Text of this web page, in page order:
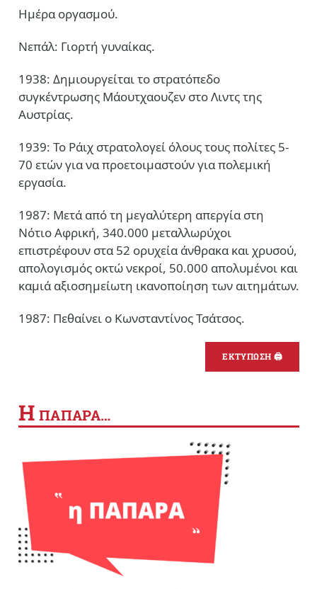
Ημέρα οργασμού.
Νεπάλ: Γιορτή γυναίκας.
1938: Δημιουργείται το στρατόπεδο
συγκέντρωσης Μάουτχαουζεν στο Λιντς της
Αυστρίας.
1939: Το Ράιχ στρατολογεί όλους τους πολίτες 5-
70 ετών για να προετοιμαστούν για πολεμική
εργασία.
1987: Μετά από τη μεγαλύτερη απεργία στη
Νότιο Αφρική, 340.000 μεταλλωρύχοι
επιστρέφουν στα 52 ορυχεία άνθρακα και χρυσού,
απολογισμός οκτώ νεκροί, 50.000 απολυμένοι και
καμιά αξιοσημείωτη ικανοποίηση των αιτημάτων.
1987: Πεθαίνει ο Κωνσταντίνος Τσάτσος.
ΕΚΤΥΠΩΣΗ 🖨
Η ΠΑΠΑΡΑ…